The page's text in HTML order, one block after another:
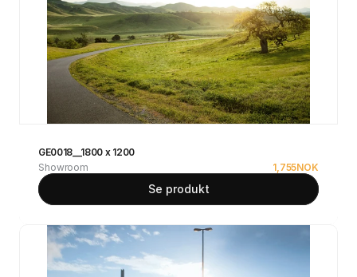
GE0018__1800 x 1200
Showroom
1,755NOK
Se produkt